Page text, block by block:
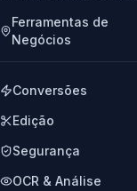
Ferramentas de
Negócios
Conversões
Edição
Segurança
OCR & Análise